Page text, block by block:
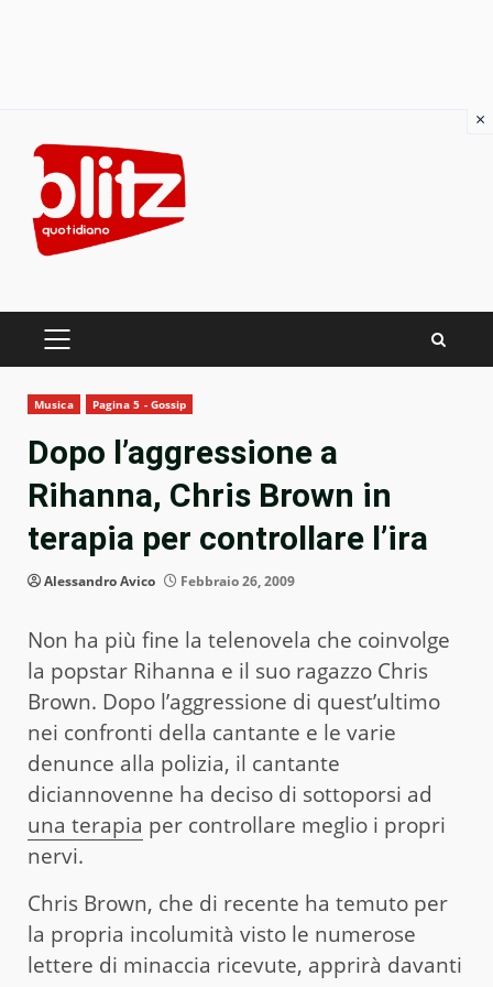
content
PRIMARY
Musica Pagina 5 - Gossip
Dopo l’aggressione a
Rihanna, Chris Brown in
terapia per controllare l’ira
Alessandro Avico Febbraio 26, 2009
Non ha più fine la telenovela che coinvolge
la popstar Rihanna e il suo ragazzo Chris
Brown. Dopo l’aggressione di quest’ultimo
nei confronti della cantante e le varie
denunce alla polizia, il cantante
diciannovenne ha deciso di sottoporsi ad
una terapia per controllare meglio i propri
nervi.
Chris Brown, che di recente ha temuto per
la propria incolumità visto le numerose
lettere di minaccia ricevute, apprirà davanti
×